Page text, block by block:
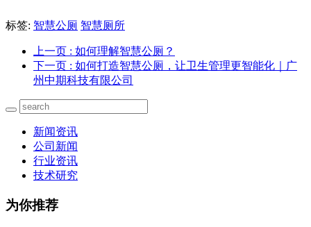
标签: 智慧公厕 智慧厕所
上一页 : 如何理解智慧公厕？
下一页 : 如何打造智慧公厕，让卫生管理更智能化｜广
州中期科技有限公司
新闻资讯
公司新闻
行业资讯
技术研究
为你推荐